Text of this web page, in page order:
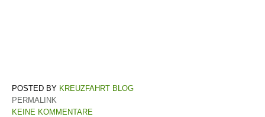
KREUZFAHRT BLOG
PERMALINK
KEINE KOMMENTARE